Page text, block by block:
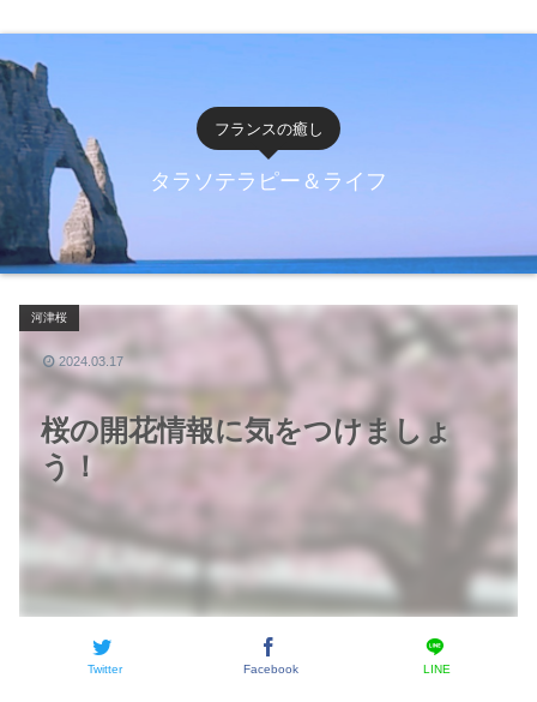
フランスの癒し
タラソテラピー＆ライフ
桜の開花情報に気をつけましょ
う！
河津桜
Twitter Facebook LINE
2024.03.17